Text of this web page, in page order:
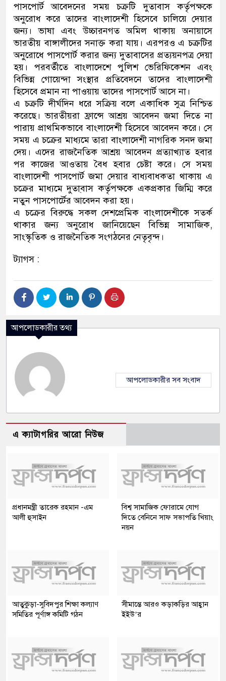
পাসপোর্ট আবেদনের সময় চক্রটি দুতাবাস কর্তৃপক্ষকে
অনুরোধ করে তাদের বাংলাদেশী হিসেবে চালিয়ে দেয়ার
জন্য। ভাষা এবং উচ্চারনগত অমিল থাকায় অনায়াসে
ভারতীয় বাঙ্গালীদের সনাক্ত করা যায়। এরপরও এ চক্রটির
অনুরোধে পাসপোর্ট করার জন্য দুতাবাসের প্রত্যয়নপত্র দেয়া
হয়। পরবর্তীতে বাংলাদেশে পুলিশ ভেরিফিকেশন এবং
বিভিন্ন গোয়েন্দা সংস্থার প্রতিবেদনে তাদের বাংলাদেশী
হিসেবে প্রমান না পাওয়ায় তাদের পাসপোর্ট আসে না।
এ চক্রটি দীর্ঘদিন ধরে সক্রিয় বলে একাধিক সুত্র নিশ্চিত
করেছে। ভারতীয়রা ফ্রান্সে আশ্রয় আবেদন জমা দিতে না
পারায় প্রাথমিকভাবে বাংলাদেশী হিসেবে আবেদন করে। সে
সময় এ চক্রের মাধ্যমে তারা বাংলাদেশী নাগরিক সনদ জমা
দেয়। এদের রাজনৈতিক আশ্রয় আবেদন প্রত্যাখ্যাত হবার
পর কাজের আওতায় বৈধ হবার চেষ্টা করে। সে সময়
বাংলাদেশী পাসপোর্ট জমা দেয়ার বাধ্যবাধকতা থাকায় এ
চক্রের মাধ্যমে দুতা্বাস কর্তৃপক্ষকে একপ্রকার জিম্মি করে
নতুন পাসপোর্টের আবেদন করা হয়।
এ চক্রের বিরুদ্ধে সকল দেশপ্রেমিক বাংলাদেশীকে সতর্ক
থাকার জন্য অনুরোধ জানিয়েছেন বিভিন্ন সামাজিক,
সাংস্কৃতিক ও রাজনৈতিক সংগঠনের নেতৃবৃন্দ।
ট্যাগস :
আপলোডকারীর তথ্য
আপলোডকারীর সব সংবাদ
এ ক্যাটাগরির আরো নিউজ
প্রধানমন্ত্রী তারেক রহমান -এম
আলী হুসাইন
বিশ্ব সামাজিক ফোরামে যোগ
দিতে বেনিনে সাফ সভাপতি খিয়াং
নয়ন
আতুকুড়া-সুবিদপুর শিক্ষা কল্যাণ
সমিতির পূর্ণাঙ্গ কমিটি গঠন
সীমান্তে আরও কড়াকড়ির আহ্বান
ইইউ’র